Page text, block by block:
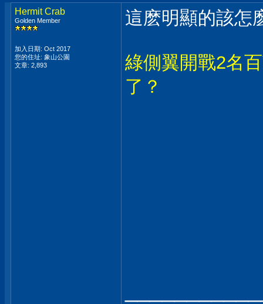
Hermit Crab
Golden Member
加入日期: Oct 2017
您的住址: 象山公園
文章: 2,893
這麽明顯的該怎
綠側翼開戰2名
了？